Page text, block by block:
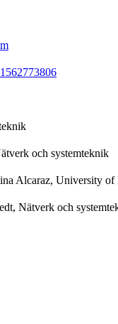
och systemteknik
Alcaraz, University of
Nätverk och